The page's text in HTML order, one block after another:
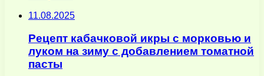
11.08.2025
Рецепт кабачковой икры с морковью и
луком на зиму с добавлением томатной
пасты